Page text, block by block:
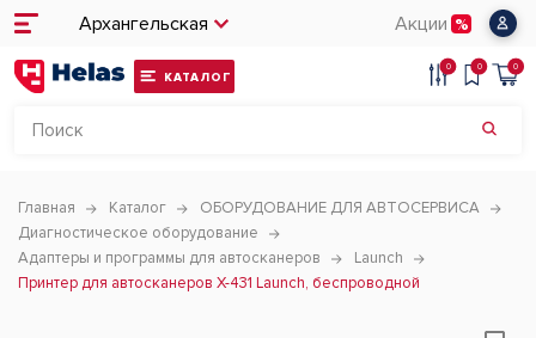
Архангельская Акции
КАТАЛОГ
0 0 0
Главная Каталог
ОБОРУДОВАНИЕ ДЛЯ АВТОСЕРВИСА
Диагностическое оборудование
Адаптеры и программы для автосканеров
Launch
Принтер для автосканеров X-431 Launch, беспроводной